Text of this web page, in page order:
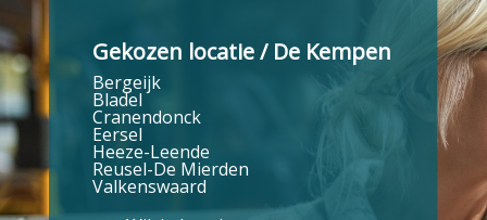
Gekozen locatie / De Kempen
Bergeijk
Bladel
Cranendonck
Eersel
Heeze-Leende
Reusel-De Mierden
Valkenswaard